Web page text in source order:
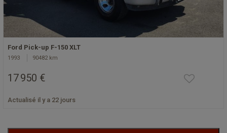
Ford Pick-up F-150 XLT
1993 90482 km
17 950 €
Actualisé il y a 22 jours